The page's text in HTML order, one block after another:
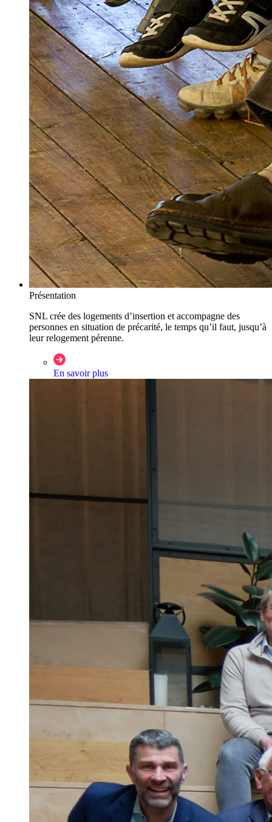
Présentation
SNL crée des logements d’insertion et accompagne des
personnes en situation de précarité, le temps qu’il faut, jusqu’à
leur relogement pérenne.
En savoir plus